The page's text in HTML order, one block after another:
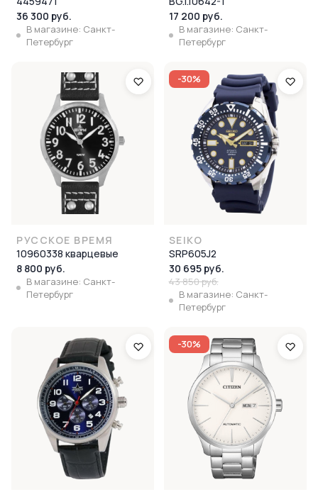
36 300 руб.
В магазине: Санкт-
Петербург
17 200 руб.
В магазине: Санкт-
Петербург
РУССКОЕ ВРЕМЯ
10960338 кварцевые
8 800 руб.
В магазине: Санкт-
Петербург
-30%
SEIKO
SRP605J2
30 695 руб.
43 850 руб.
В магазине: Санкт-
Петербург
-30%